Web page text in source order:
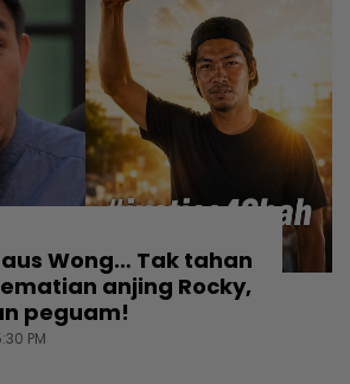
Wong… Tak tahan
anjing Rocky,
peguam!
PM